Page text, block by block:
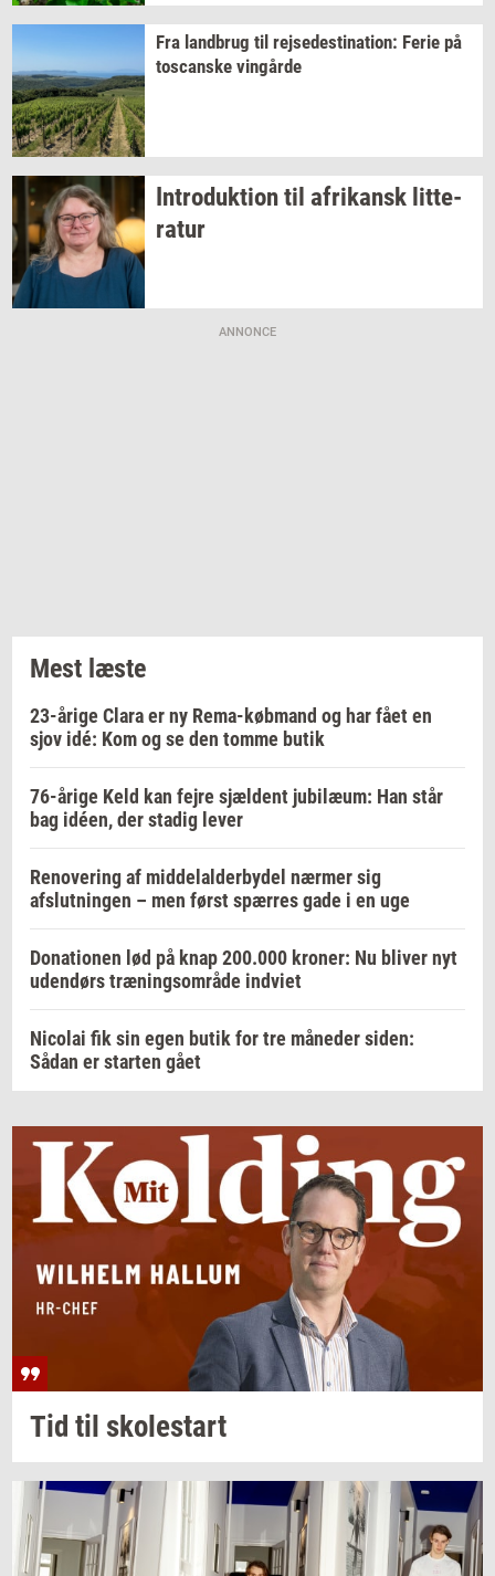
Fra land­brug til rej­se­desti­na­tion: Ferie på
toscan­ske vin­går­de
In­tro­duk­tiontil afri­kansk lit­te­
ra­tur
ANNONCE
Mest læste
23-årige Clara er ny Rema-købmand og har fået en
sjov idé: Kom og se den tomme butik
76-årige Keld kan fejre sjældent jubilæum: Han står
bag idéen, der stadig lever
Renovering af middelalderbydel nærmer sig
afslutningen – men først spærres gade i en uge
Donationen lød på knap 200.000 kroner: Nu bliver nyt
udendørs træningsområde indviet
Nicolai fik sin egen butik for tre måneder siden:
Sådan er starten gået
Tid til sko­lestart